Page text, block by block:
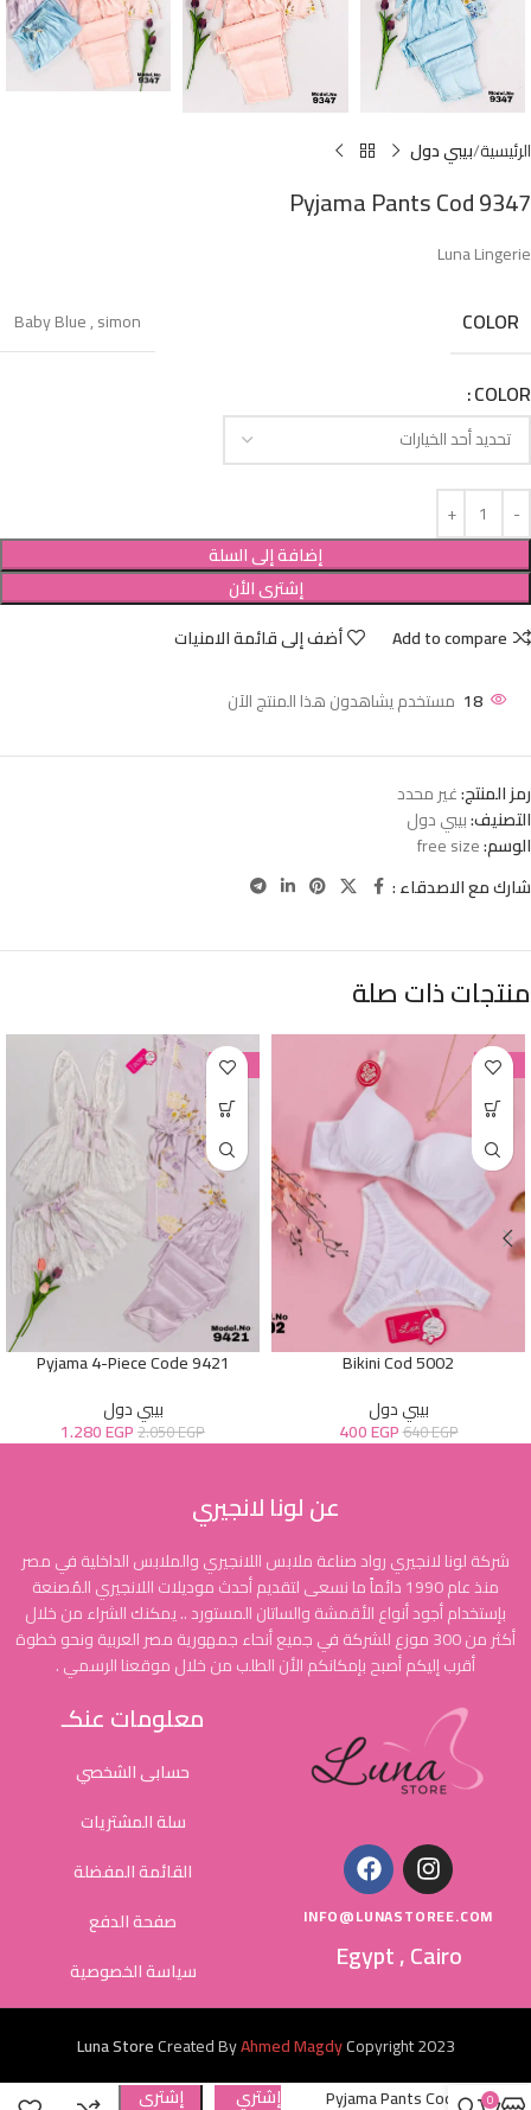
الرئيسية بيبي دول
Pyjama Pants Cod 9347
Luna Lingerie
COLOR
Baby Blue,simon
COLOR
إضافة إلى السلة
إشترى الأن
Add to compare
أضف إلى قائمة الامنيات
18 مستخدم يشاهدون هذا المنتج الآن
رمز المنتج:غير محدد
التصنيف:بيبي دول
الوسم:free size
شارك مع الاصدقاء :
منتجات ذات صلة
-38%
Bikini Cod 5002
بيبي دول
640EGP
400EGP
-38%
Pyjama 4-Piece Code 9421
بيبي دول
2.050EGP
1.280EGP
عن لونا لانجيري
شركة لونا لانجيري رواد صناعة ملابس اللانجيري والملابس الداخلية في مصر
منذ عام 1990 دائماً ما نسعى لتقديم أحدث موديلات اللانجيري المُصنعة
بإستخدام أجود أنواع الأقمشة والساتان المستورد .. يمكنك الشراء من خلال
أكثر من 300 موزع للشركة في جميع أنحاء جمهورية مصر العربية ونحو خطوة
أقرب إليكم أصبح بإمكانكم الأن الطلب من خلال موقعنا الرسمي .
INFO@LUNASTOREE.COM
Egypt , Cairo
معلومات عنكـ
حسابى الشخصي
سلة المشتريات
القائمة المفضلة
صفحة الدفع
سياسة الخصوصية
Luna StoreCreated ByAhmed MagdyCopyright2023
Pyjama Pants Cod
إشتري
إشترى
0